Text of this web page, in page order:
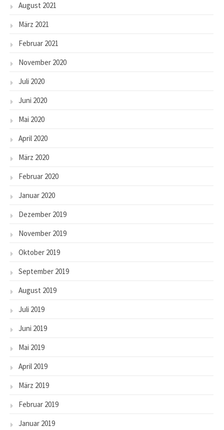
August 2021
März 2021
Februar 2021
November 2020
Juli 2020
Juni 2020
Mai 2020
April 2020
März 2020
Februar 2020
Januar 2020
Dezember 2019
November 2019
Oktober 2019
September 2019
August 2019
Juli 2019
Juni 2019
Mai 2019
April 2019
März 2019
Februar 2019
Januar 2019